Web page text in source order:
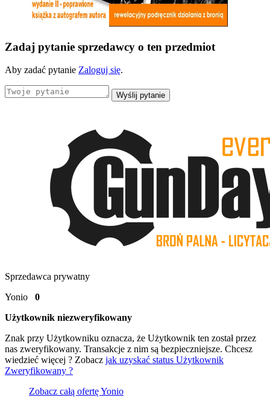
Zadaj pytanie sprzedawcy o ten przedmiot
Aby zadać pytanie Zaloguj się.
Wyślij pytanie
Sprzedawca prywatny
Yonio 0
Użytkownik niezweryfikowany
Znak przy Użytkowniku oznacza, że Użytkownik ten został przez
nas zweryfikowany. Transakcje z nim są bezpieczniejsze. Chcesz
wiedzieć więcej ? Zobacz jak uzyskać status Użytkownik
Zweryfikowany ?
Zobacz całą ofertęYonio